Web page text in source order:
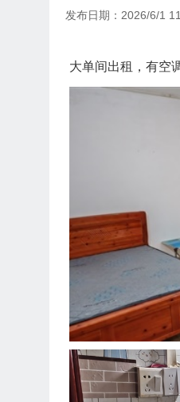
发布日期：2026/6/1
大单间出租，有空